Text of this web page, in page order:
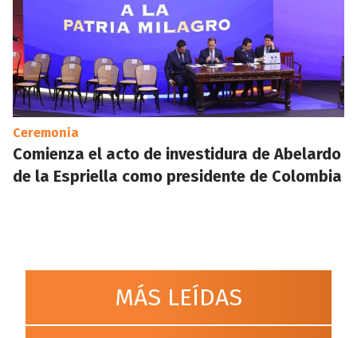
Ceremonia
Comienza el acto de investidura de Abelardo
de la Espriella como presidente de Colombia
MÁS LEÍDAS